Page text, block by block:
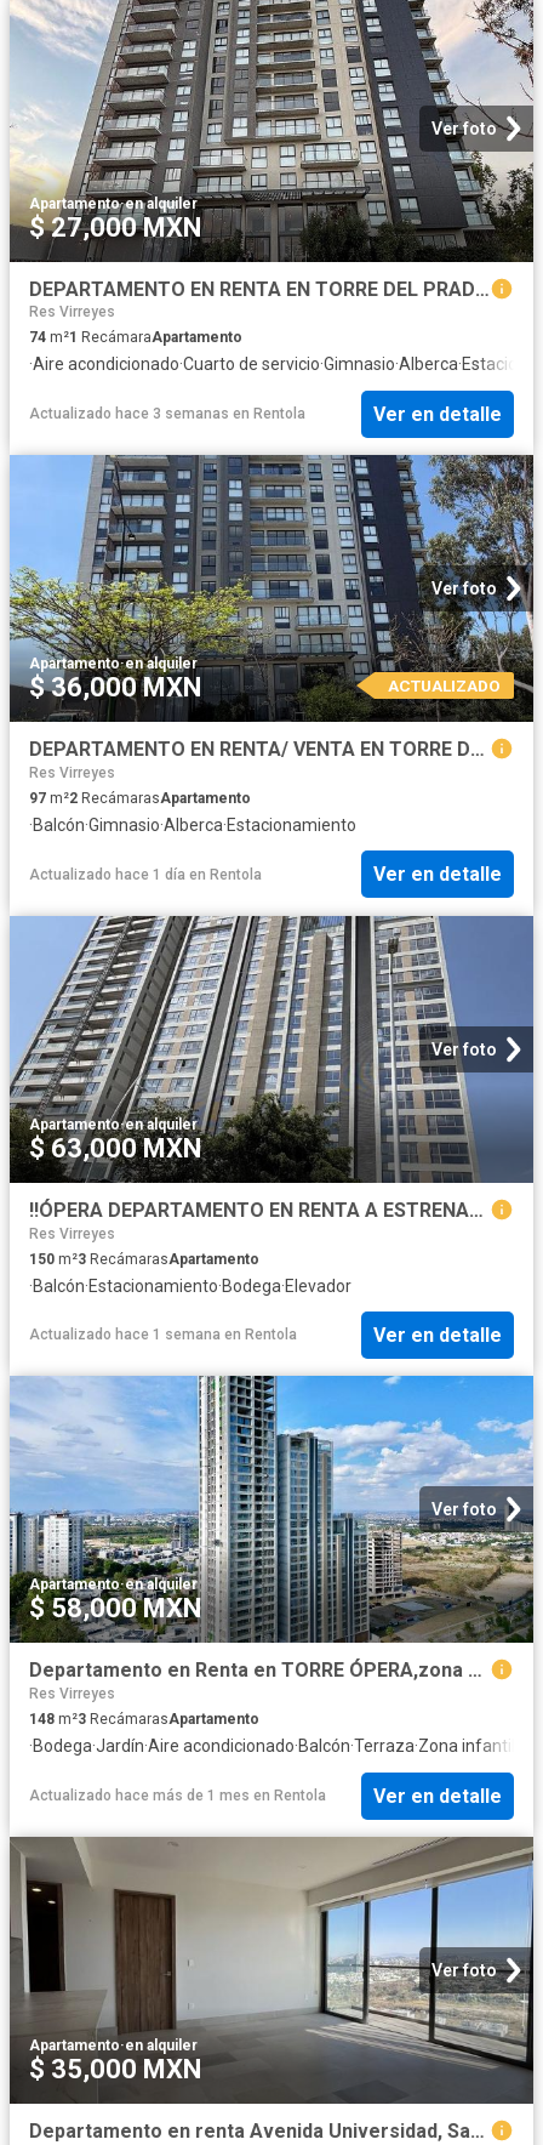
Ver foto
Apartamento·en alquiler
$ 27,000 MXN
DEPARTAMENTO EN RENTA EN TORRE DEL PRADO, AV UNIVERSIDAD
Res Virreyes
74 m²1 RecámaraApartamento
·Aire acondicionado·Cuarto de servicio·Gimnasio·Alberca·
Actualizado hace 3 semanas en Rentola Ver en detalle
Ver foto
Apartamento·en alquiler
$ 36,000 MXN ACTUALIZADO
DEPARTAMENTO EN RENTA/ VENTA EN TORRE DELPRADO
Res Virreyes
97 m²2 RecámarasApartamento
·Balcón·Gimnasio·Alberca·Estacionamiento
Actualizado hace 1 día en Rentola Ver en detalle
Ver foto
Apartamento·en alquiler
$ 63,000 MXN
‼️ÓPERA DEPARTAMENTO EN RENTA A ESTRENAR 3 RECÁMARAS
Res Virreyes
150 m²3 RecámarasApartamento
·Balcón·Estacionamiento·Bodega·Elevador
Actualizado hace 1 semana en Rentola Ver en detalle
Ver foto
Apartamento·en alquiler
$ 58,000 MXN
Departamento en Renta en TORRE ÓPERA,zona puerta de hierro, Real acueducto, Zapo
Res Virreyes
148 m²3 RecámarasApartamento
·Bodega·Jardín·Aire acondicionado·Balcón·Terraza·Zona infantil
Actualizado hace más de 1 mes en Rentola Ver en detalle
Ver foto
Apartamento·en alquiler
$ 35,000 MXN
Departamento en renta Avenida Universidad, San Juan De Ocotán, Zapopan, Región Centro, Jalisco, 45129, México